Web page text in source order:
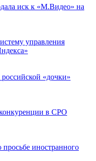
иск к «М.Видео» на
управления
«дочки»
в СРО
иностранного